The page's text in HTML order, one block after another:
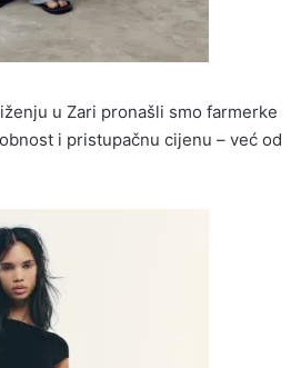
u Zari pronašli smo farmerke
i pristupačnu cijenu – već od